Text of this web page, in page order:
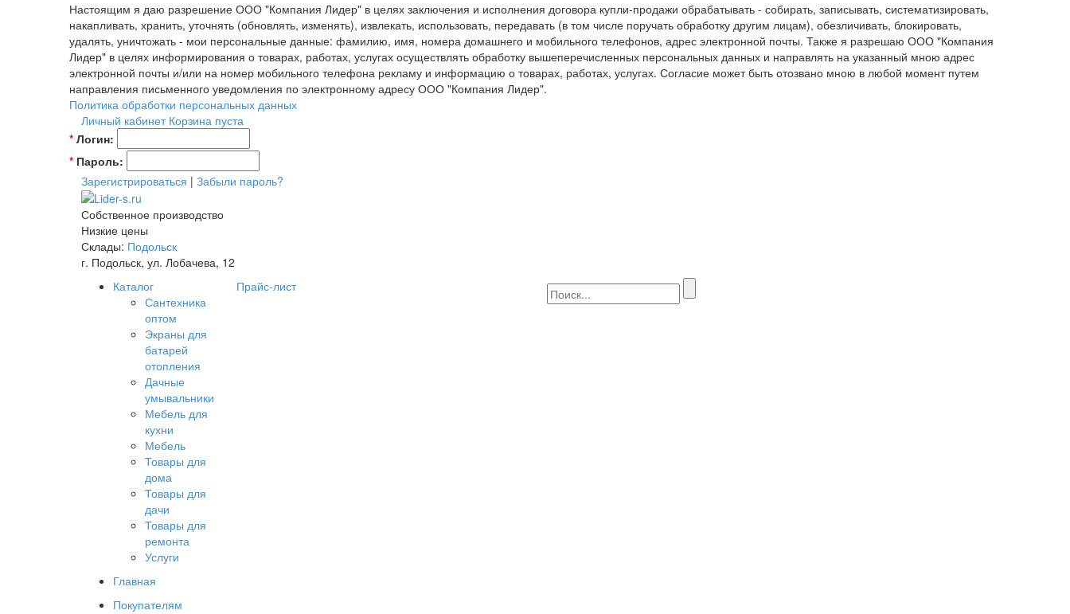
Настоящим я даю разрешение ООО "Компания Лидер" в целях заключения и исполнения договора купли-продажи обрабатывать - собирать, записывать, систематизировать,
накапливать, хранить, уточнять (обновлять, изменять), извлекать, использовать, передавать (в том числе поручать обработку другим лицам), обезличивать, блокировать,
удалять, уничтожать - мои персональные данные: фамилию, имя, номера домашнего и мобильного телефонов, адрес электронной почты. Также я разрешаю ООО "Компания
Лидер" в целях информирования о товарах, работах, услугах осуществлять обработку вышеперечисленных персональных данных и направлять на указанный мною адрес
электронной почты и/или на номер мобильного телефона рекламу и информацию о товарах, работах, услугах. Согласие может быть отозвано мною в любой момент путем
направления письменного уведомления по электронному адресу ООО "Компания Лидер".
Политика обработки персональных данных
Личный кабинет Корзина пуста
* Логин:
* Пароль:
Зарегистрироваться | Забыли пароль?
Собственное производство
Низкие цены
Склады: Подольск
г. Подольск, ул. Лобачева, 12
Каталог
Сантехника
оптом
Экраны для
батарей
отопления
Дачные
умывальники
Мебель для
кухни
Мебель
Товары для
дома
Товары для
дачи
Товары для
ремонта
Услуги
Прайс-лист
Главная
Покупателям